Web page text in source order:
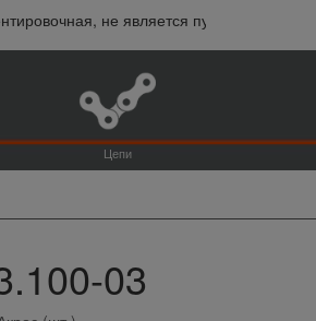
не является публичной
Цепи
03